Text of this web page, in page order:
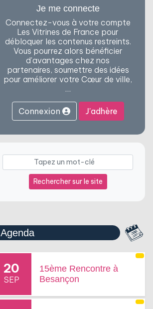
Je me connecte
Connectez-vous à votre compte
Les Vitrines de France pour
débloquer les contenus restreints.
Vous pourrez alors bénéficier
d'avantages chez nos
partenaires, soumettre des idées
pour améliorer votre Cœur de ville,
…
Connexion J'adhère
Rechercher sur le site
Agenda
20
SEP
15ème Rencontre à
Besançon